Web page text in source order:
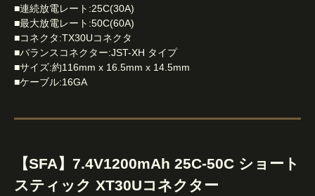
■連続放電レート:25C(30A)
■最大放電レート:50C(60A)
■コネクタ:TX30Uコネクタ
■バランスコネクター:JST-XH タイプ
■サイズ:約116mm x 16.5mm x 14.5mm
■ケーブル:16GA
【SFA】7.4V1200mAh 25C-50C ショート
スティック XT30Uコネクター